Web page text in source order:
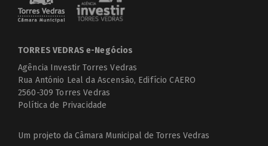
TORRES VEDRAS e-Negócios
Agência Investir Torres Vedras
Rua António Leal da Ascensão, Edifício CAERO
2560-309 Torres Vedras
Política de Privacidade
Um projeto da Câmara Municipal de Torres Vedras